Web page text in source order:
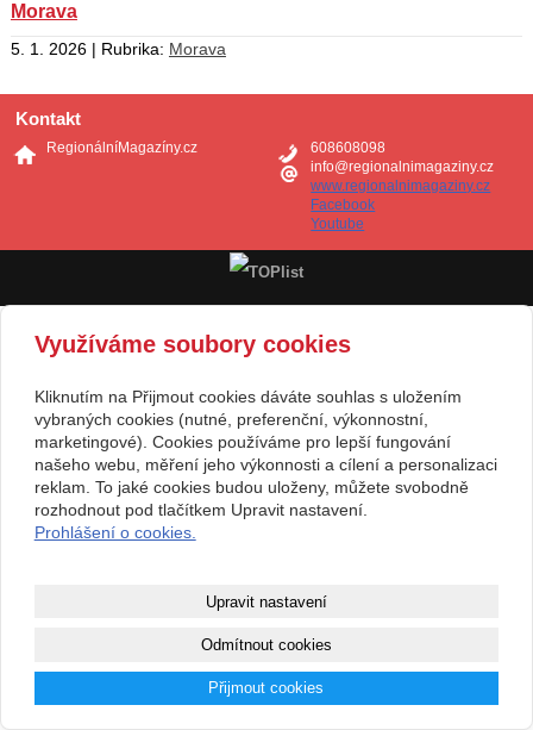
Morava
5. 1. 2026 | Rubrika: Morava
Kontakt
RegionálníMagazíny.cz
608608098
info@regionalnimagaziny.cz
www.regionalnimagaziny.cz
Facebook
Youtube
Využíváme soubory cookies
Kliknutím na Přijmout cookies dáváte souhlas s uložením
vybraných cookies (nutné, preferenční, výkonnostní,
marketingové). Cookies používáme pro lepší fungování
našeho webu, měření jeho výkonnosti a cílení a personalizaci
reklam. To jaké cookies budou uloženy, můžete svobodně
rozhodnout pod tlačítkem Upravit nastavení.
Prohlášení o cookies.
Upravit nastavení
Odmítnout cookies
Přijmout cookies